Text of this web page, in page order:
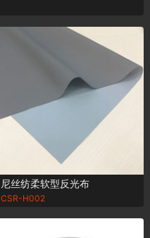
尼丝纺柔软型反光布
CSR-H002